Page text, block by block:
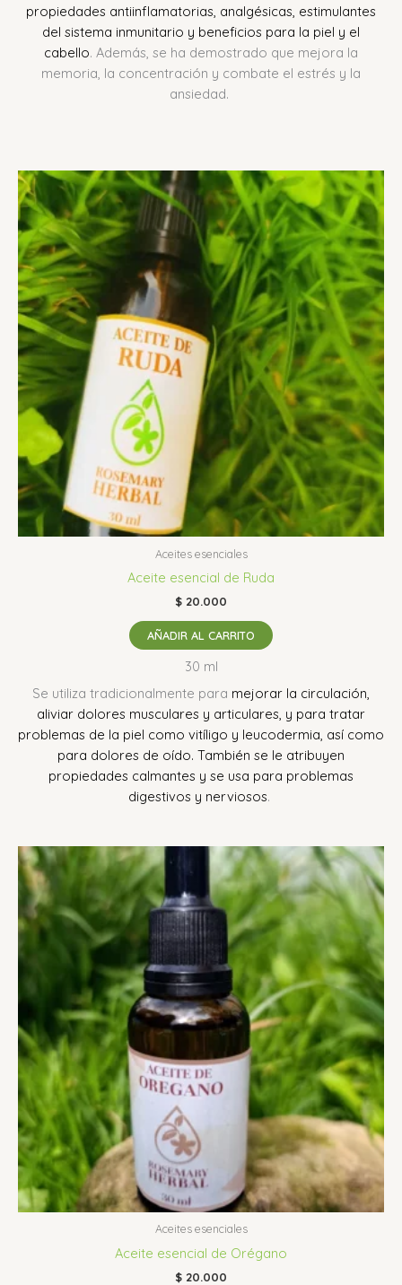
propiedades antiinflamatorias, analgésicas, estimulantes
del sistema inmunitario y beneficios para la piel y el
cabello. Además, se ha demostrado que mejora la
memoria, la concentración y combate el estrés y la
ansiedad.
Aceites esenciales
Aceite esencial de Ruda
$ 20.000
AÑADIR AL CARRITO
30 ml
Se utiliza tradicionalmente para mejorar la circulación,
aliviar dolores musculares y articulares, y para tratar
problemas de la piel como vitíligo y leucodermia, así como
para dolores de oído. También se le atribuyen
propiedades calmantes y se usa para problemas
digestivos y nerviosos.
Aceites esenciales
Aceite esencial de Orégano
$ 20.000